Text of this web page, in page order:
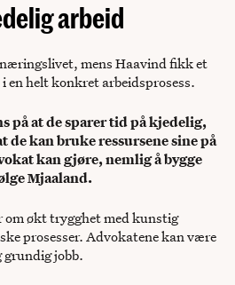
arbeid
mens Haavind fikk et
en helt konkret arbeidsprosess.
på at de sparer tid på kjedelig,
kan bruke ressursene sine på
kan gjøre, nemlig å bygge
Mjaaland.
om økt trygghet med kunstig
prosesser. Advokatene kan være
grundig jobb.